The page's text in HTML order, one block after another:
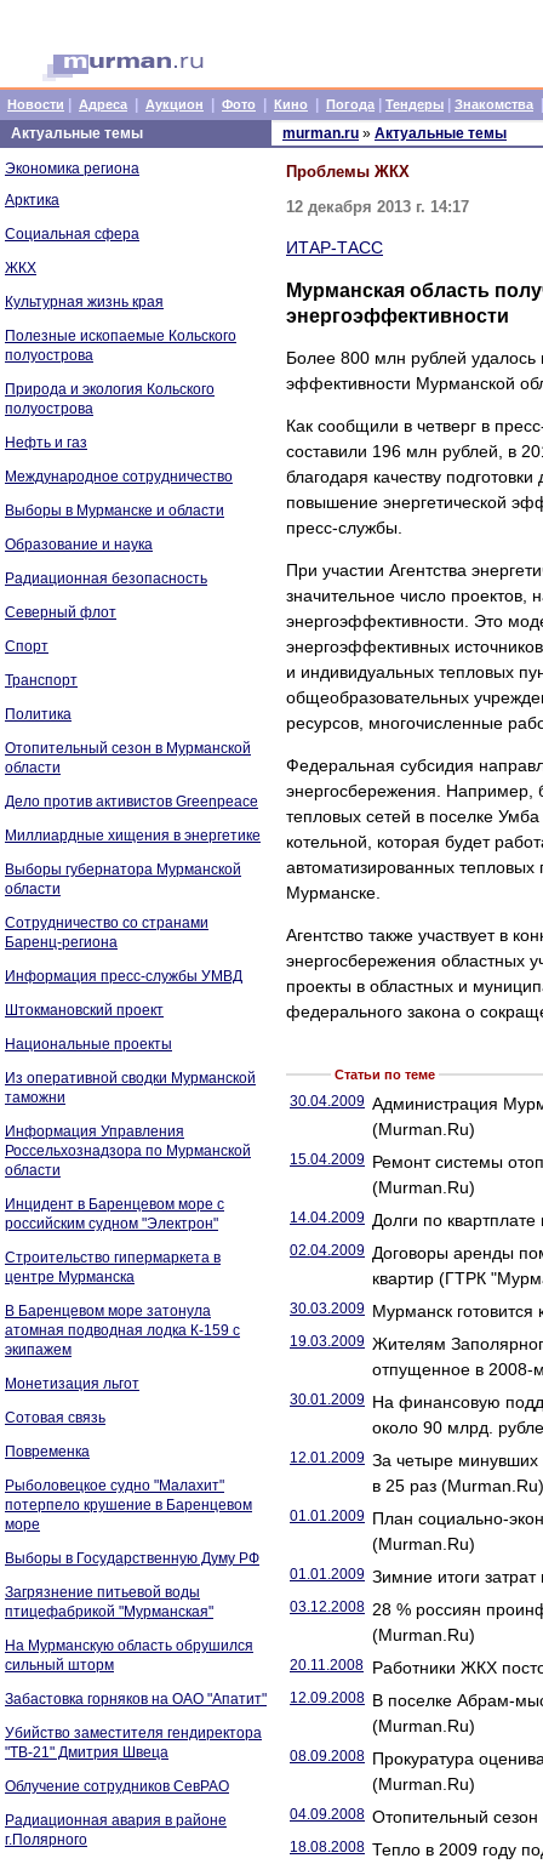
Новости Адреса Аукцион Фото Кино Погода Тендеры Знакомства
Актуальные темы
Экономика региона
Арктика
Социальная сфера
ЖКХ
Культурная жизнь края
Полезные ископаемые Кольского
полуострова
Природа и экология Кольского
полуострова
Нефть и газ
Международное сотрудничество
Выборы в Мурманске и области
Образование и наука
Радиационная безопасность
Северный флот
Спорт
Транспорт
Политика
Отопительный сезон в Мурманской
области
Дело против активистов Greenpeace
Миллиардные хищения в энергетике
Выборы губернатора Мурманской
области
Сотрудничество со странами
Баренц-региона
Информация пресс-службы УМВД
Штокмановский проект
Национальные проекты
Из оперативной сводки Мурманской
таможни
Информация Управления
Россельхознадзора по Мурманской
области
Инцидент в Баренцевом море с
российским судном "Электрон"
Строительство гипермаркета в
центре Мурманска
В Баренцевом море затонула
атомная подводная лодка К-159 с
экипажем
Монетизация льгот
Сотовая связь
Повременка
Рыболовецкое судно "Малахит"
потерпело крушение в Баренцевом
море
Выборы в Государственную Думу РФ
Загрязнение питьевой воды
птицефабрикой "Мурманская"
На Мурманскую область обрушился
сильный шторм
Забастовка горняков на ОАО "Апатит"
Убийство заместителя гендиректора
"ТВ-21" Дмитрия Швеца
Облучение сотрудников СевРАО
Радиационная авария в районе
г.Полярного
murman.ru » Актуальные темы
Проблемы ЖКХ
12 декабря 2013 г. 14:17
ИТАР-ТАСС
Мурманская область
энергоэффективности
Более 800 млн рублей удалось
эффективности Мурманской
Как сообщили в четверг в
составили 196 млн рублей, в
благодаря качеству
повышение энергетической
пресс-службы.
При участии Агентства
значительное число
энергоэффективности. Это
энергоэффективных
и индивидуальных тепловых
общеобразовательных
ресурсов, многочисленные
Федеральная субсидия
энергосбережения. Например,
тепловых сетей в поселке
котельной, которая будет
автоматизированных
Мурманске.
Агентство также участвует в
энергосбережения областных
проекты в областных и
федерального закона о
Статьи по теме
30.04.2009 Администрация
(Murman.Ru)
15.04.2009 Ремонт системы
(Murman.Ru)
14.04.2009 Долги по
02.04.2009 Договоры аренды
квартир (ГТРК
30.03.2009 Мурманск готовится
19.03.2009 Жителям
отпущенное в 2008-
30.01.2009 На финансовую
около 90 млрд.
12.01.2009 За четыре
в 25 раз (Murman.Ru)
01.01.2009 План социально-
(Murman.Ru)
01.01.2009 Зимние итоги
03.12.2008 28 % россиян
(Murman.Ru)
20.11.2008 Работники ЖКХ
12.09.2008 В поселке Абрам-
(Murman.Ru)
08.09.2008 Прокуратура
(Murman.Ru)
04.09.2008 Отопительный
18.08.2008 Тепло в 2009 году